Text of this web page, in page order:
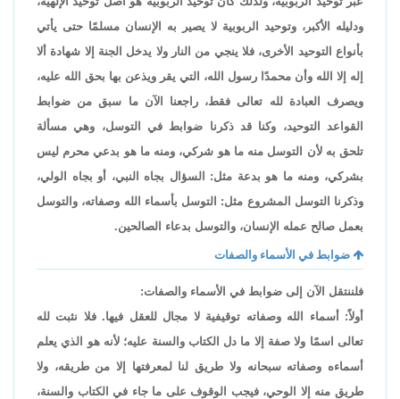
ودليله الأكبر، وتوحيد الربوبية لا يصير به الإنسان مسلمًا حتى يأتي
بأنواع التوحيد الأخرى، فلا ينجي من النار ولا يدخل الجنة إلا شهادة ألا
إله إلا الله وأن محمدًا رسول الله، التي يقر ويذعن بها بحق الله عليه،
ويصرف العبادة لله تعالى فقط، راجعنا الآن ما سبق من ضوابط
القواعد التوحيد، وكنا قد ذكرنا ضوابط في التوسل، وهي مسألة
تلحق به لأن التوسل منه ما هو شركي، ومنه ما هو بدعي محرم ليس
بشركي، ومنه ما هو بدعة مثل: السؤال بجاه النبي، أو بجاه الولي،
وذكرنا التوسل المشروع مثل: التوسل بأسماء الله وصفاته، والتوسل
بعمل صالح عمله الإنسان، والتوسل بدعاء الصالحين.
ضوابط في الأسماء والصفات
فلننتقل الآن إلى ضوابط في الأسماء والصفات:
أولاً: أسماء الله وصفاته توقيفية لا مجال للعقل فيها. فلا نثبت لله
تعالى اسمًا ولا صفة إلا ما دل الكتاب والسنة عليه؛ لأنه هو الذي يعلم
أسماءه وصفاته سبحانه ولا طريق لنا لمعرفتها إلا من طريقه، ولا
طريق منه إلا الوحي، فيجب الوقوف على ما جاء في الكتاب والسنة،